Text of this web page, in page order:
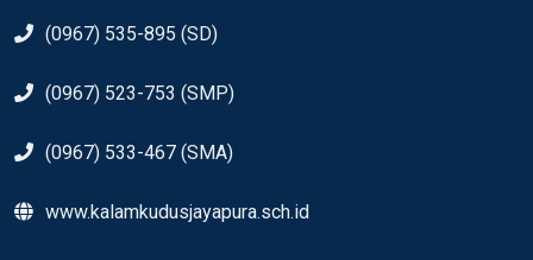
(0967) 535-895 (SD)
(0967) 523-753 (SMP)
(0967) 533-467 (SMA)
www.kalamkudusjayapura.sch.id